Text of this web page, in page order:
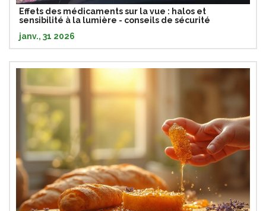
Effets des médicaments sur la vue : halos et
sensibilité à la lumière - conseils de sécurité
janv., 31 2026